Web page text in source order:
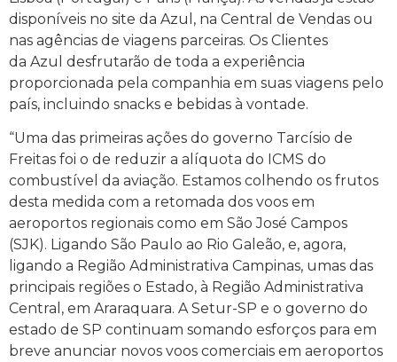
disponíveis no site da Azul, na Central de Vendas ou
nas agências de viagens parceiras. Os Clientes
da Azul desfrutarão de toda a experiência
proporcionada pela companhia em suas viagens pelo
país, incluindo snacks e bebidas à vontade.
“Uma das primeiras ações do governo Tarcísio de
Freitas foi o de reduzir a alíquota do ICMS do
combustível da aviação. Estamos colhendo os frutos
desta medida com a retomada dos voos em
aeroportos regionais como em São José Campos
(SJK). Ligando São Paulo ao Rio Galeão, e, agora,
ligando a Região Administrativa Campinas, umas das
principais regiões o Estado, à Região Administrativa
Central, em Araraquara. A Setur-SP e o governo do
estado de SP continuam somando esforços para em
breve anunciar novos voos comerciais em aeroportos